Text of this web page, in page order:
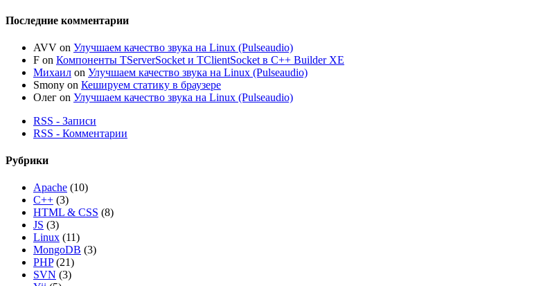
Последние комментарии
AVV on Улучшаем качество звука на Linux (Pulseaudio)
F on Компоненты TServerSocket и TClientSocket в C++ Builder XE
Михаил on Улучшаем качество звука на Linux (Pulseaudio)
Smony on Кешируем статику в браузере
Олег on Улучшаем качество звука на Linux (Pulseaudio)
RSS - Записи
RSS - Комментарии
Рубрики
Apache (10)
C++ (3)
HTML & CSS (8)
JS (3)
Linux (11)
MongoDB (3)
PHP(21)
SVN (3)